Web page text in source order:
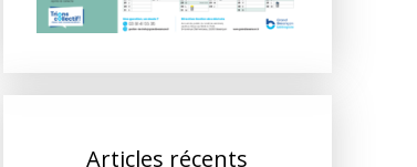
Articles récents